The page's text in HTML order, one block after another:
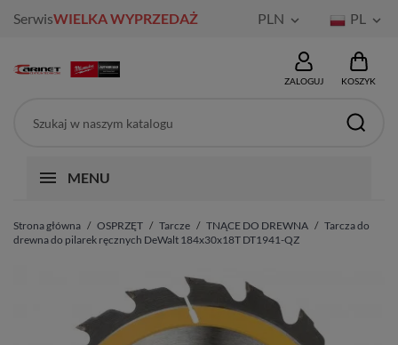
SerwisWIELKA WYPRZEDAŻ PLN  PL 
ZALOGUJ KOSZYK
MENU
Strona główna OSPRZĘT Tarcze TNĄCE DO DREWNA
Tarcza do
drewna do pilarek ręcznych DeWalt 184x30x18T DT1941-QZ